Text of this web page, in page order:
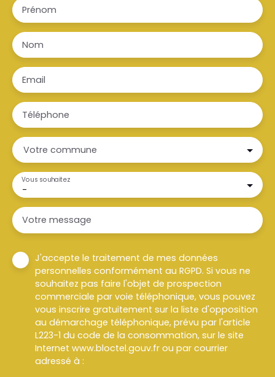
Prénom
Nom
Email
Téléphone
Votre commune
-
Vous souhaitez
Votre message
J'accepte le traitement de mes données
personnelles conformément au RGPD. Si vous ne
souhaitez pas faire l'objet de prospection
commerciale par voie téléphonique, vous pouvez
vous inscrire gratuitement sur la liste d'opposition
au démarchage téléphonique, prévu par l'article
L223-1 du code de la consommation, sur le site
Internet www.bloctel.gouv.fr ou par courrier
adressé à :